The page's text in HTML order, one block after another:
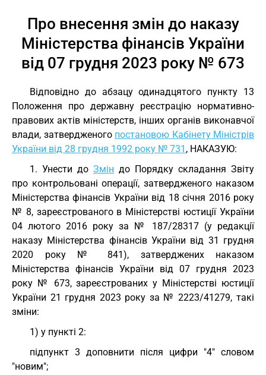
Про внесення змін до наказу
Міністерства фінансів України
від 07 грудня 2023 року № 673
Відповідно до абзацу одинадцятого пункту 13
Положення про державну реєстрацію нормативно-
правових актів міністерств, інших органів виконавчої
влади, затвердженого постановою Кабінету Міністрів
України від 28 грудня 1992 року № 731 , НАКАЗУЮ:
1. Унести до Змін до Порядку складання Звіту
про контрольовані операції, затвердженого наказом
Міністерства фінансів України від 18 січня 2016 року
№ 8, зареєстрованого в Міністерстві юстиції України
04 лютого 2016 року за № 187/28317 (у редакції
наказу Міністерства фінансів України від 31 грудня
2020 року № 841), затверджених наказом
Міністерства фінансів України від 07 грудня 2023
року № 673, зареєстрованих у Міністерстві юстиції
України 21 грудня 2023 року за № 2223/41279, такі
зміни:
1) у пункті 2:
підпункт 3 доповнити після цифри "4" словом
"новим";